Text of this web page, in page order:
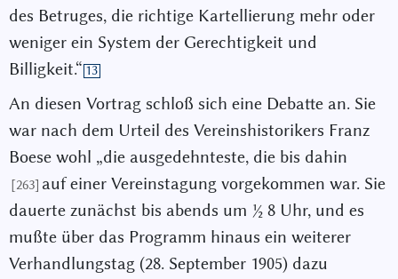
des Betruges, die richtige Kartellierung mehr oder
weniger ein System der Gerechtigkeit und
Billigkeit.“ 13
An diesen Vortrag schloß sich eine Debatte an. Sie
war nach dem Urteil des Vereinshistorikers Franz
Boese wohl „die ausgedehnteste, die bis dahin
[263] auf einer Vereinstagung vorgekommen war. Sie
dauerte zunächst bis abends um ½ 8 Uhr, und es
mußte über das Programm hinaus ein weiterer
Verhandlungstag (28. September 1905) dazu